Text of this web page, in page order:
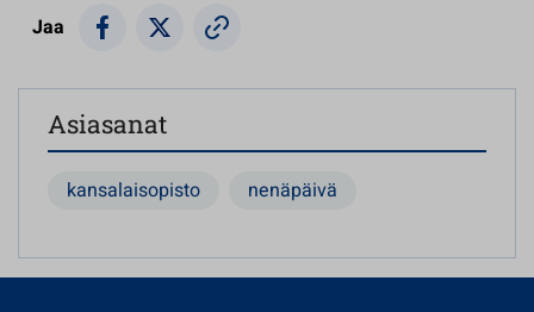
Jaa
Asiasanat
kansalaisopisto nenäpäivä